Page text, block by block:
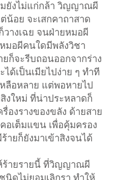
ยังไม่แก่กล้า วิญญาณผี
น้อย จะเสกคาถาสาด
างเฉย จนฝ่ายหมอผี
มอผีคนใดมีพลังวิชา
ก็จะรีบถอนออกจากร่าง
ด้เป็นเมียไปง่าย ๆ ทำที
ลือหลาย แต่พอหายไป
งใหม่ ที่น่าประหลาดก็
องรางของขลัง ด้ายสาย
อเต็มแขน เพื่อคุ้มครอง
ยก็ยังมาเข้าสิงจนได้
ร้ายรายนี้ ที่วิญญาณผี